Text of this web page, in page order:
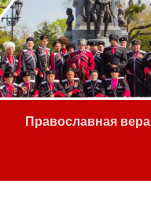
Православная вера